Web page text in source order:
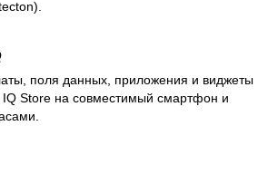
поля данных, приложения и виджеты
IQ Store на совместимый смартфон и